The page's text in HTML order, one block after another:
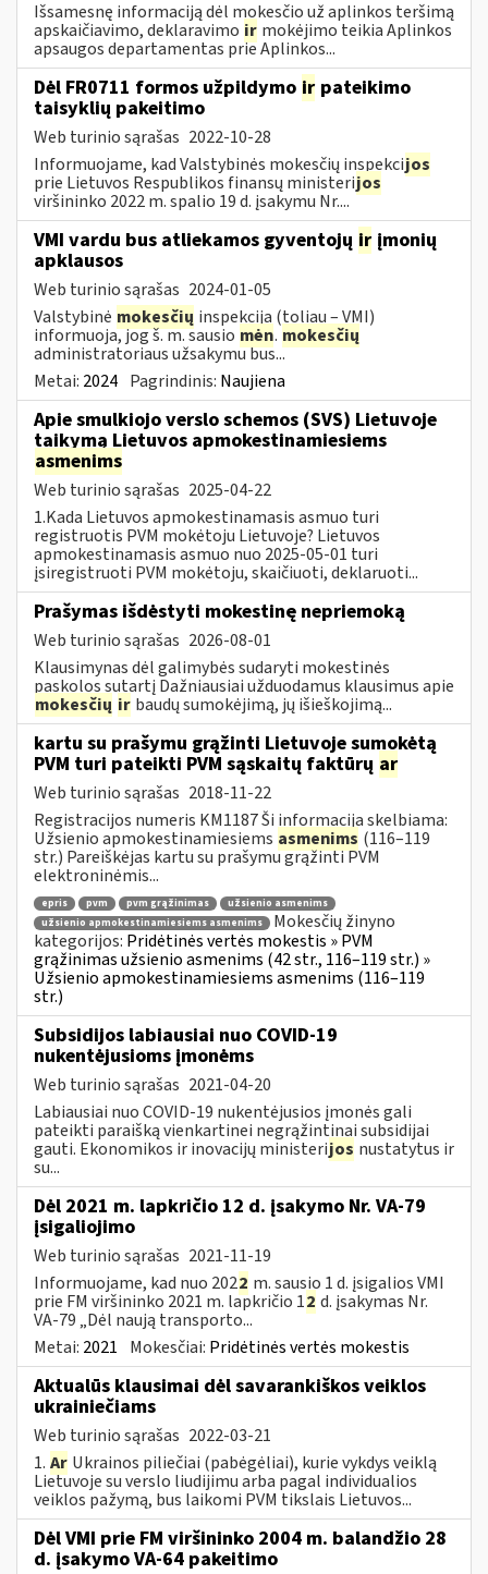
Išsamesnę informaciją dėl mokesčio už aplinkos teršimą
apskaičiavimo, deklaravimo ir mokėjimo teikia Aplinkos
apsaugos departamentas prie Aplinkos...
Dėl FR0711 formos užpildymo ir pateikimo
taisyklių pakeitimo
Web turinio sąrašas 2022-10-28
Informuojame, kad Valstybinės mokesčių inspekcijos
prie Lietuvos Respublikos finansų ministerijos
viršininko 2022 m. spalio 19 d. įsakymu Nr....
VMI vardu bus atliekamos gyventojų ir įmonių
apklausos
Web turinio sąrašas 2024-01-05
Valstybinė mokesčių inspekcija (toliau – VMI)
informuoja, jog š. m. sausio mėn. mokesčių
administratoriaus užsakymu bus...
Metai: 2024 Pagrindinis: Naujiena
Apie smulkiojo verslo schemos (SVS) Lietuvoje
taikymą Lietuvos apmokestinamiesiems
asmenims
Web turinio sąrašas 2025-04-22
1.Kada Lietuvos apmokestinamasis asmuo turi
registruotis PVM mokėtoju Lietuvoje? Lietuvos
apmokestinamasis asmuo nuo 2025-05-01 turi
įsiregistruoti PVM mokėtoju, skaičiuoti, deklaruoti...
Prašymas išdėstyti mokestinę nepriemoką
Web turinio sąrašas 2026-08-01
Klausimynas dėl galimybės sudaryti mokestinės
paskolos sutartį Dažniausiai užduodamus klausimus apie
mokesčių ir baudų sumokėjimą, jų išieškojimą...
kartu su prašymu grąžinti Lietuvoje sumokėtą
PVM turi pateikti PVM sąskaitų faktūrų ar
Web turinio sąrašas 2018-11-22
Registracijos numeris KM1187 Ši informacija skelbiama:
Užsienio apmokestinamiesiems asmenims (116–119
str.) Pareiškėjas kartu su prašymu grąžinti PVM
elektroninėmis...
epris pvm pvm grąžinimas
užsienio asmenims
užsienio apmokestinamiesiems asmenims
Mokesčių žinyno
kategorijos: Pridėtinės vertės mokestis » PVM
grąžinimas užsienio asmenims (42 str., 116–119 str.) »
Užsienio apmokestinamiesiems asmenims (116–119
str.)
Subsidijos labiausiai nuo COVID-19
nukentėjusioms įmonėms
Web turinio sąrašas 2021-04-20
Labiausiai nuo COVID-19 nukentėjusios įmonės gali
pateikti paraišką vienkartinei negrąžintinai subsidijai
gauti. Ekonomikos ir inovacijų ministerijos nustatytus ir
su...
Dėl 2021 m. lapkričio 12 d. įsakymo Nr. VA-79
įsigaliojimo
Web turinio sąrašas 2021-11-19
Informuojame, kad nuo 2022 m. sausio 1 d. įsigalios VMI
prie FM viršininko 2021 m. lapkričio 12 d. įsakymas Nr.
VA-79 „Dėl naują transporto...
Metai: 2021 Mokesčiai: Pridėtinės vertės mokestis
Aktualūs klausimai dėl savarankiškos veiklos
ukrainiečiams
Web turinio sąrašas 2022-03-21
1. Ar Ukrainos piliečiai (pabėgėliai), kurie vykdys veiklą
Lietuvoje su verslo liudijimu arba pagal individualios
veiklos pažymą, bus laikomi PVM tikslais Lietuvos...
Dėl VMI prie FM viršininko 2004 m. balandžio 28
d. įsakymo VA-64 pakeitimo